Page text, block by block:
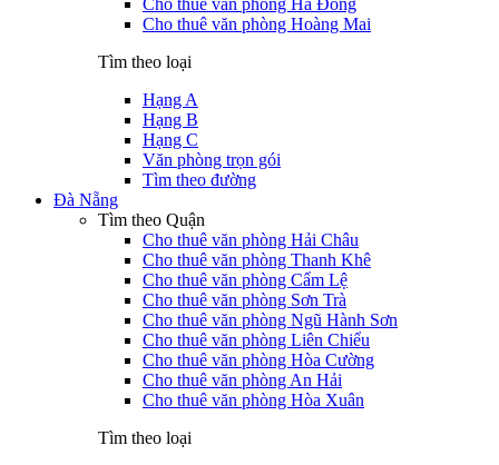
Cho thuê văn phòng Hà Đông
Cho thuê văn phòng Hoàng Mai
Tìm theo loại
Hạng A
Hạng B
Hạng C
Văn phòng trọn gói
Tìm theo đường
Đà Nẵng
Tìm theo Quận
Cho thuê văn phòng Hải Châu
Cho thuê văn phòng Thanh Khê
Cho thuê văn phòng Cẩm Lệ
Cho thuê văn phòng Sơn Trà
Cho thuê văn phòng Ngũ Hành Sơn
Cho thuê văn phòng Liên Chiểu
Cho thuê văn phòng Hòa Cường
Cho thuê văn phòng An Hải
Cho thuê văn phòng Hòa Xuân
Tìm theo loại